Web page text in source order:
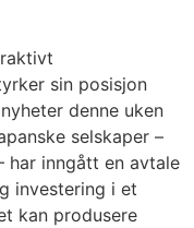
sin posisjon
denne uken
selskaper –
har inngått en avtale
investering i et
kan produsere